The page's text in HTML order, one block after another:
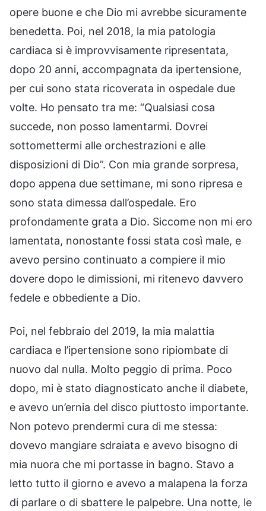
opere buone e che Dio mi avrebbe sicuramente
benedetta. Poi, nel 2018, la mia patologia
cardiaca si è improvvisamente ripresentata,
dopo 20 anni, accompagnata da ipertensione,
per cui sono stata ricoverata in ospedale due
volte. Ho pensato tra me: “Qualsiasi cosa
succede, non posso lamentarmi. Dovrei
sottomettermi alle orchestrazioni e alle
disposizioni di Dio”. Con mia grande sorpresa,
dopo appena due settimane, mi sono ripresa e
sono stata dimessa dall’ospedale. Ero
profondamente grata a Dio. Siccome non mi ero
lamentata, nonostante fossi stata così male, e
avevo persino continuato a compiere il mio
dovere dopo le dimissioni, mi ritenevo davvero
fedele e obbediente a Dio.
Poi, nel febbraio del 2019, la mia malattia
cardiaca e l’ipertensione sono ripiombate di
nuovo dal nulla. Molto peggio di prima. Poco
dopo, mi è stato diagnosticato anche il diabete,
e avevo un’ernia del disco piuttosto importante.
Non potevo prendermi cura di me stessa:
dovevo mangiare sdraiata e avevo bisogno di
mia nuora che mi portasse in bagno. Stavo a
letto tutto il giorno e avevo a malapena la forza
di parlare o di sbattere le palpebre. Una notte, le